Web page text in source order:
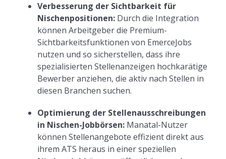
Verbesserung der Sichtbarkeit für
Nischenpositionen:Durch die Integration
können Arbeitgeber die Premium-
Sichtbarkeitsfunktionen von EmerceJobs
nutzen und so sicherstellen, dass ihre
spezialisierten Stellenanzeigen hochkarätige
Bewerber anziehen, die aktiv nach Stellen in
diesen Branchen suchen.
Optimierung der Stellenausschreibungen
in Nischen-Jobbörsen:Manatal-Nutzer
können Stellenangebote effizient direkt aus
ihrem ATS heraus in einer speziellen